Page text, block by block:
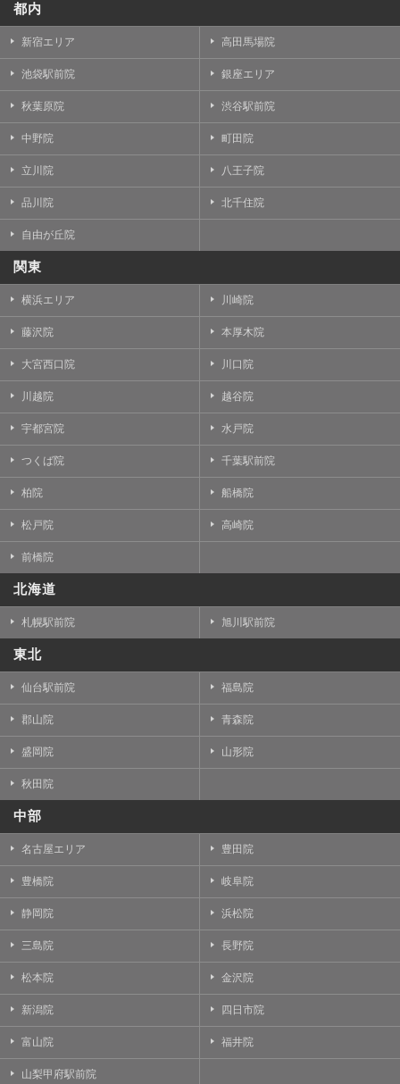
都内
新宿エリア 高田馬場院
池袋駅前院 銀座エリア
秋葉原院 渋谷駅前院
中野院 町田院
立川院 八王子院
品川院 北千住院
自由が丘院
関東
横浜エリア 川崎院
藤沢院 本厚木院
大宮西口院 川口院
川越院 越谷院
宇都宮院 水戸院
つくば院 千葉駅前院
柏院 船橋院
松戸院 高崎院
前橋院
北海道
札幌駅前院 旭川駅前院
東北
仙台駅前院 福島院
郡山院 青森院
盛岡院 山形院
秋田院
中部
名古屋エリア 豊田院
豊橋院 岐阜院
静岡院 浜松院
三島院 長野院
松本院 金沢院
新潟院 四日市院
富山院 福井院
山梨甲府駅前院